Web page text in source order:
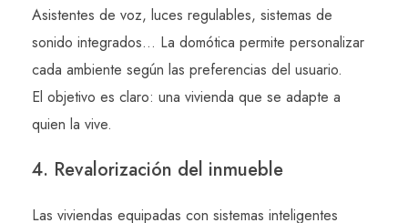
Asistentes de voz, luces regulables, sistemas de
sonido integrados… La domótica permite personalizar
cada ambiente según las preferencias del usuario.
El objetivo es claro: una vivienda que se adapte a
quien la vive.
4. Revalorización del inmueble
Las viviendas equipadas con sistemas inteligentes